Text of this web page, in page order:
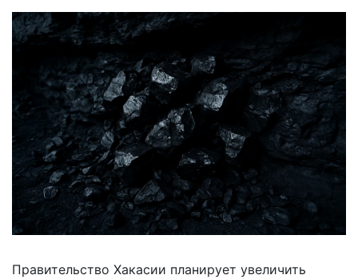
Правительство Хакасии планирует увеличить